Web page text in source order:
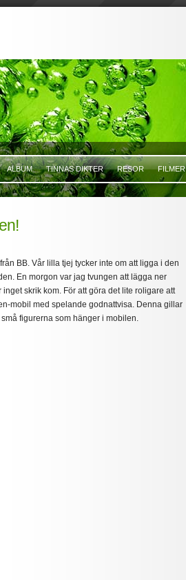
ALBUM TINNAS DIKTER RESOR FILMER
BB. Vår lilla tjej tycker inte om att ligga i den
En morgon var jag tvungen att lägga ner
skrik kom. För att göra det lite roligare att
mobil med spelande godnattvisa. Denna gillar
figurerna som hänger i mobilen.